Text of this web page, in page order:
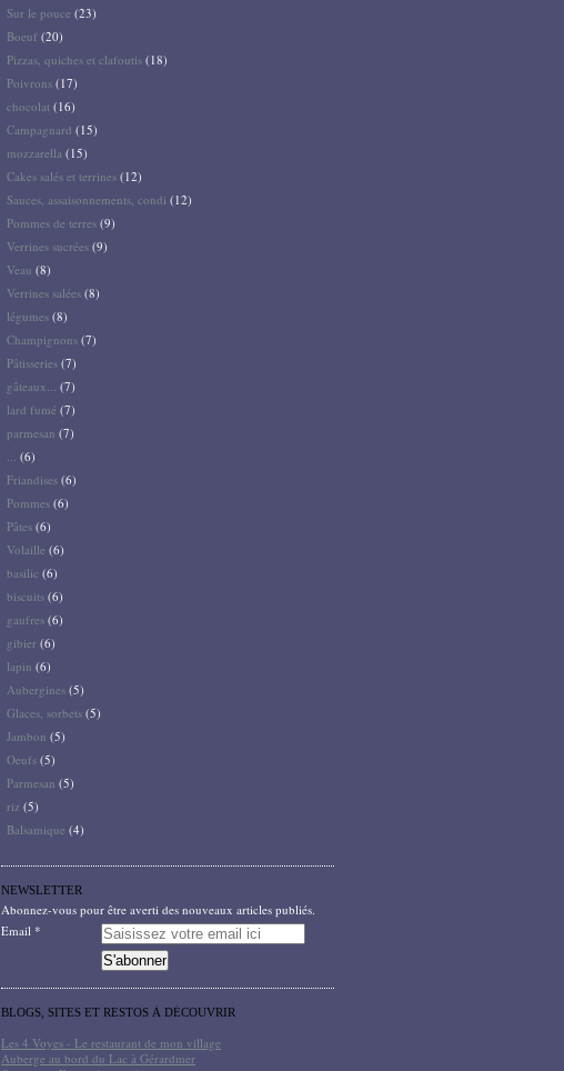
Sur le pouce (23)
Boeuf (20)
Pizzas, quiches et clafoutis (18)
Poivrons (17)
chocolat (16)
Campagnard (15)
mozzarella (15)
Cakes salés et terrines (12)
Sauces, assaisonnements, condi (12)
Pommes de terres (9)
Verrines sucrées (9)
Veau (8)
Verrines salées (8)
légumes (8)
Champignons (7)
Pâtisseries (7)
gâteaux... (7)
lard fumé (7)
parmesan (7)
... (6)
Friandises (6)
Pommes (6)
Pâtes (6)
Volaille (6)
basilic (6)
biscuits (6)
gaufres (6)
gibier (6)
lapin (6)
Aubergines (5)
Glaces, sorbets (5)
Jambon (5)
Oeufs (5)
Parmesan (5)
riz (5)
Balsamique (4)
NEWSLETTER
Abonnez-vous pour être averti des nouveaux articles publiés.
Email
BLOGS, SITES ET RESTOS À DÉCOUVRIR
Les 4 Voyes - Le restaurant de mon village
Auberge au bord du Lac à Gérardmer